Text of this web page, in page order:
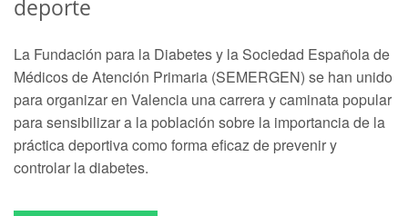
deporte
La Fundación para la Diabetes y la Sociedad Española de
Médicos de Atención Primaria (SEMERGEN) se han unido
para organizar en Valencia una carrera y caminata popular
para sensibilizar a la población sobre la importancia de la
práctica deportiva como forma eficaz de prevenir y
controlar la diabetes.